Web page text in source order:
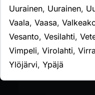
Uurainen, Uurainen,
Vaala, Vaasa,
Vesanto, Vesilahti,
Vimpeli, Virolahti,
Ylöjärvi, Ypäjä